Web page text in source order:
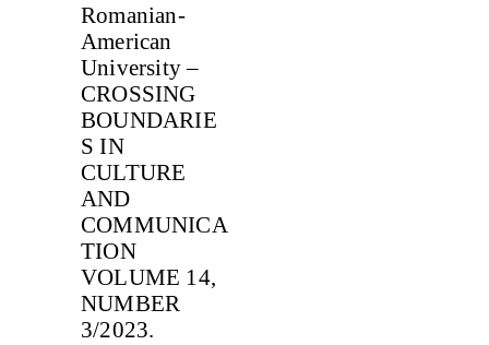
Romanian-
American
University –
CROSSING
BOUNDARIE
S IN
CULTURE
AND
COMMUNICA
TION
VOLUME 14,
NUMBER
3/2023.